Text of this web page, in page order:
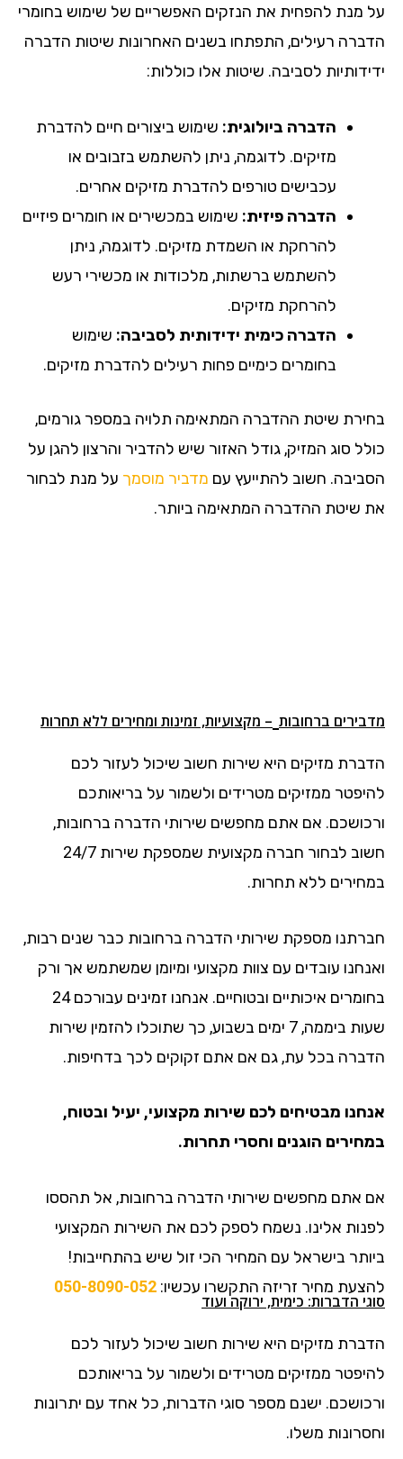
על מנת להפחית את הנזקים האפשריים של שימוש בחומרי
הדברה רעילים, התפתחו בשנים האחרונות שיטות הדברה
ידידותיות לסביבה. שיטות אלו כוללות:
הדברה ביולוגית: שימוש ביצורים חיים להדברת
מזיקים. לדוגמה, ניתן להשתמש בזבובים או
עכבישים טורפים להדברת מזיקים אחרים.
הדברה פיזית: שימוש במכשירים או חומרים פיזיים
להרחקת או השמדת מזיקים. לדוגמה, ניתן
להשתמש ברשתות, מלכודות או מכשירי רעש
להרחקת מזיקים.
הדברה כימית ידידותית לסביבה: שימוש
בחומרים כימיים פחות רעילים להדברת מזיקים.
בחירת שיטת ההדברה המתאימה תלויה במספר גורמים,
כולל סוג המזיק, גודל האזור שיש להדביר והרצון להגן על
הסביבה. חשוב להתייעץ עם מדביר מוסמך על מנת לבחור
את שיטת ההדברה המתאימה ביותר.
מדבירים ברחובות – מקצועיות, זמינות ומחירים ללא תחרות
הדברת מזיקים היא שירות חשוב שיכול לעזור לכם
להיפטר ממזיקים מטרידים ולשמור על בריאותכם
ורכושכם. אם אתם מחפשים שירותי הדברה ברחובות,
חשוב לבחור חברה מקצועית שמספקת שירות 24/7
במחירים ללא תחרות.
חברתנו מספקת שירותי הדברה ברחובות כבר שנים רבות,
ואנחנו עובדים עם צוות מקצועי ומיומן שמשתמש אך ורק
בחומרים איכותיים ובטוחיים. אנחנו זמינים עבורכם 24
שעות ביממה, 7 ימים בשבוע, כך שתוכלו להזמין שירות
הדברה בכל עת, גם אם אתם זקוקים לכך בדחיפות.
אנחנו מבטיחים לכם שירות מקצועי, יעיל ובטוח,
במחירים הוגנים וחסרי תחרות.
אם אתם מחפשים שירותי הדברה ברחובות, אל תהססו
לפנות אלינו. נשמח לספק לכם את השירות המקצועי
ביותר בישראל עם המחיר הכי זול שיש בהתחייבות!
להצעת מחיר זריזה התקשרו עכשיו: 050-8090-052
סוגי הדברות: כימית, ירוקה ועוד
הדברת מזיקים היא שירות חשוב שיכול לעזור לכם
להיפטר ממזיקים מטרידים ולשמור על בריאותכם
ורכושכם. ישנם מספר סוגי הדברות, כל אחד עם יתרונות
וחסרונות משלו.